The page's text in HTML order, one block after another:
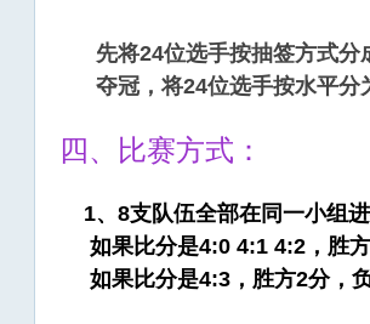
先将24位选手按抽签方式分
夺冠，将24位选手按水平分
四、比赛方式：
1、8支队伍全部在同一小组
如果比分是4:0 4:1 4:2，胜
如果比分是4:3，胜方2分，